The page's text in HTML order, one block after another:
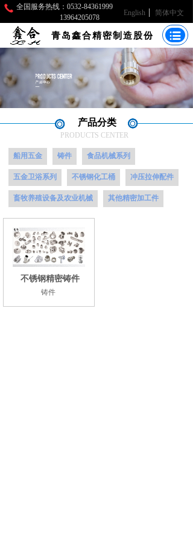
全国服务热线：0532-84361999
13964205078
English 简体中文
青岛鑫合精密制造股份
产品分类
PRODUCTS CENTER
船用五金 铸件 食品机械系列
五金卫浴系列 不锈钢化工桶 冲压拉伸配件
畜牧养殖设备及农业机械 其他精密加工件
不锈钢精密铸件
铸件